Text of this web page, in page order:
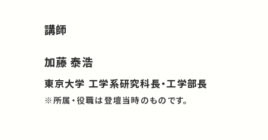
講師
加藤 泰浩
東京大学 工学系研究科長・工学部長
※所属・役職は登壇当時のものです。